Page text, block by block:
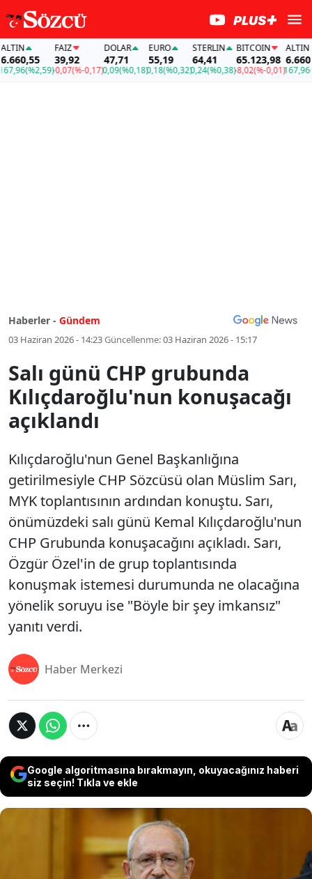
(%2,59)
FAİZ
39,92
-0,07(%-0,17)
DOLAR
47,71
0,09(%0,18)
EURO
55,19
0,18(%0,32)
STERLIN
64,41
0,24(%0,38)
BITCOIN
65.123,98
-8,02(%-0,01)
ALTIN
6.660,55
167,96
Haberler - Gündem
03 Haziran 2026 - 14:23Güncellenme:03 Haziran 2026 - 15:17
Salı günü CHP grubunda
Kılıçdaroğlu'nun konuşacağı
açıklandı
Kılıçdaroğlu'nun Genel Başkanlığına
getirilmesiyle CHP Sözcüsü olan Müslim Sarı,
MYK toplantısının ardından konuştu. Sarı,
önümüzdeki salı günü Kemal Kılıçdaroğlu'nun
CHP Grubunda konuşacağını açıkladı. Sarı,
Özgür Özel'in de grup toplantısında
konuşmak istemesi durumunda ne olacağına
yönelik soruyu ise "Böyle bir şey imkansız"
yanıtı verdi.
Haber Merkezi
Google algoritmasına bırakmayın, okuyacağınız haberi
siz seçin! Tıkla ve ekle
Kılıçdaroğlu'nun Genel Başkanlığına getirilmesiyle
CHP Sözcüsü olan Müslim Sarı, MYK toplantısının
ardından konuştu. Sarı, önümüzdeki salı günü